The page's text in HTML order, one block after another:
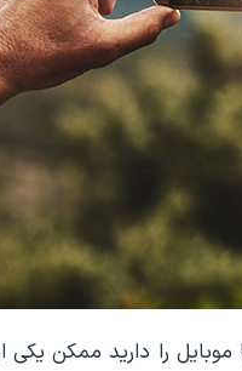
را دارید ممکن یکی